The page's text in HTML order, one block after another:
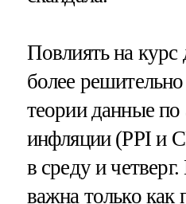
Повлиять на курс
более
теории данные по
инфляции (PPI и
в среду и
важна только как